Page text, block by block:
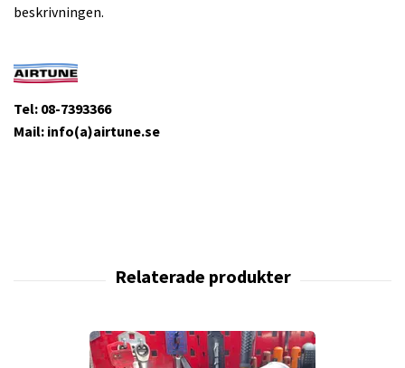
beskrivningen.
Tel: 08-7393366
Mail: info(a)airtune.se